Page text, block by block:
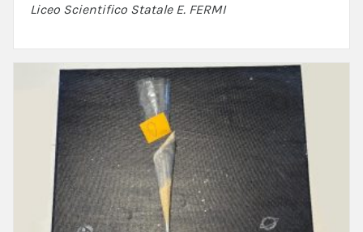
Liceo Scientifico Statale E. FERMI